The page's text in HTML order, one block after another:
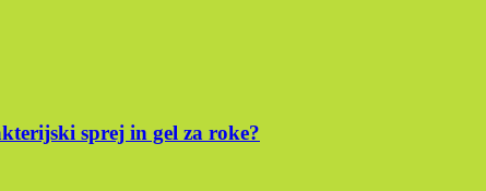
sprej in gel za roke?